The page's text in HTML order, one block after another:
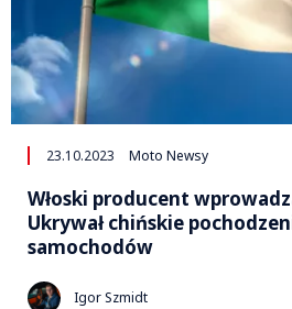
23.10.2023 Moto Newsy
Włoski producent
Ukrywał chińskie
samochodów
Igor Szmidt